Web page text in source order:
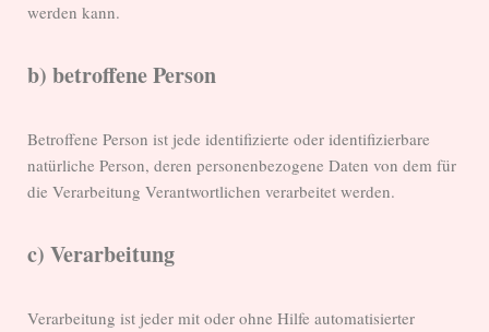
werden kann.
b) betroffene Person
Betroffene Person ist jede identifizierte oder identifizierbare
natürliche Person, deren personenbezogene Daten von dem für
die Verarbeitung Verantwortlichen verarbeitet werden.
c) Verarbeitung
Verarbeitung ist jeder mit oder ohne Hilfe automatisierter